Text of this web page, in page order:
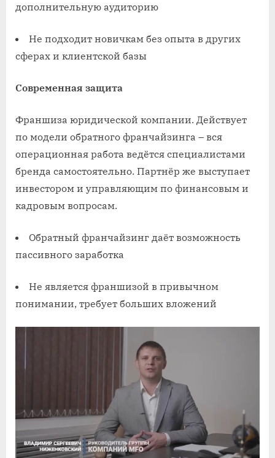
дополнительную аудиторию
Не подходит новичкам без опыта в других
сферах и клиентской базы
Современная защита
Франшиза юридической компании. Действует
по модели обратного франчайзинга – вся
операционная работа ведётся специалистами
бренда самостоятельно. Партнёр же выступает
инвестором и управляющим по финансовым и
кадровым вопросам.
Обратный франчайзинг даёт возможность
пассивного заработка
Не является франшизой в привычном
понимании, требует больших вложений